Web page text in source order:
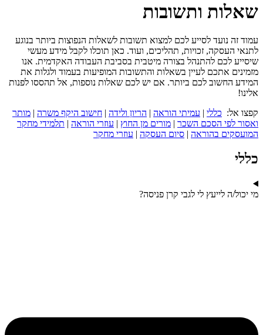
שאלות ותשובות
עמוד זה נועד לסייע לכם למצוא תשובות לשאלות הנפוצות ביותר בנוגע
לתנאי העסקה, זכויות, תהליכים, ועוד. כאן תוכלו לקבל מידע מעשי
שיסייע לכם להתנהל בצורה מיטבית בסביבת העבודה האקדמית. אנו
מזמינים אתכם לעיין בשאלות והתשובות המופיעות בעמוד ולגלות את
המידע החשוב לכם ביותר. אם יש לכם שאלות נוספות, אל תהססו לפנות
אלינו!
קפצו אל: כללי | עמיתי הוראה | הריון ולידה | חישוב היקף משרה | מותר
ואסור לפי הסכם השכר | מורים מן החוץ | עוזרי הוראה | תלמידי מחקר
המועסקים בהוראה | סיום העסקה | עוזרי מחקר
כללי
מי יכול/ה לייעץ לי לגבי קרן פניסה?